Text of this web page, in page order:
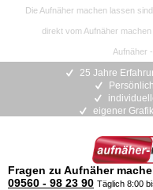
Die Aufnäher machen lassen
direkt vom Aufnäher
Aufnäher
25 Jahre
eigener
Fragen zu Aufnäher
09560 - 98 23 90 Täglich 8:00